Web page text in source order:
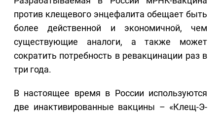
против клещевого энцефалита обещает быть
более действенной и экономичной, чем
существующие аналоги, а также может
сократить потребность в ревакцинации раз в
три года.
В настоящее время в России используются
две инактивированные вакцины – «Клещ-Э-